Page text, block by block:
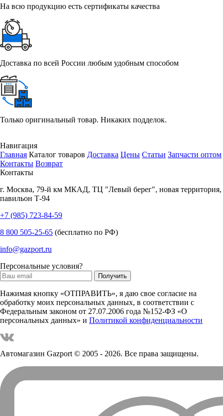
На всю продукцию есть сертификаты качества
Доставка по всей России любым удобным способом
Только оригинальный товар. Никаких подделок.
Навигация
Главная Каталог товаров Доставка Цены Статьи Запчасти оптом
Контакты Возврат
Контакты
г. Москва, 79-й км МКАД, ТЦ "Левый берег", новая территория,
павильон Т-94
+7 (985) 723-84-59
8 800 505-25-65 (бесплатно по РФ)
info@gazport.ru
Персональные условия?
Нажимая кнопку «ОТПРАВИТЬ», я даю свое согласие на
обработку моих персональных данных, в соответствии с
Федеральным законом от 27.07.2006 года №152-ФЗ «О
персональных данных» и Политикой конфиденциальности
Автомагазин Gazport© 2005 - 2026. Все права защищены.